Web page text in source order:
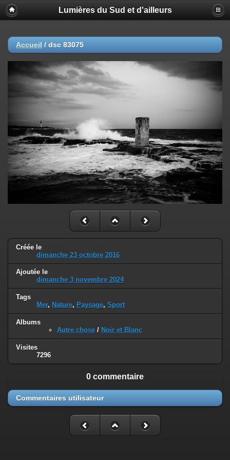
Lumières du Sud et d'ailleurs
Accueil / dsc 83075
Créée le
dimanche 23 octobre 2016
Ajoutée le
dimanche 3 novembre 2024
Tags
Mer, Nature, Paysage, Sport
Albums
Autre chose / Noir et Blanc
Visites
7296
0 commentaire
Commentaires utilisateur